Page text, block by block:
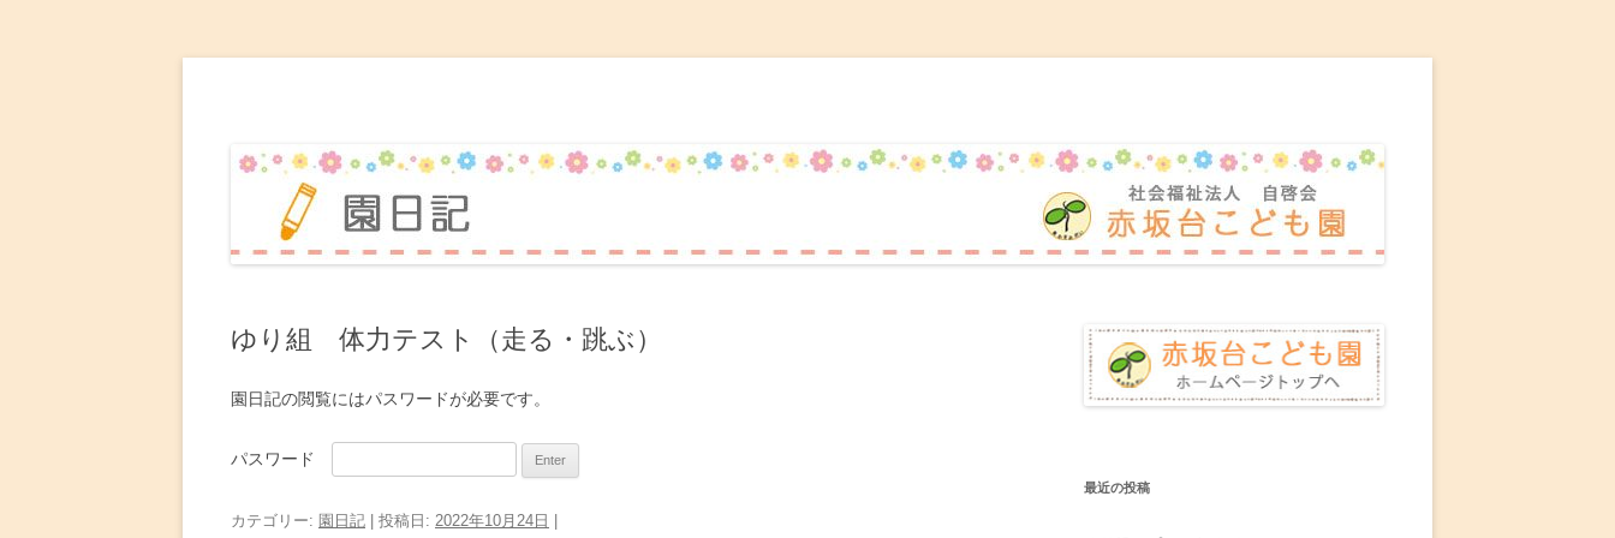
テ
ン
ッ
ゆり組 体力テスト（走る・跳ぶ）
園日記の閲覧にはパスワードが必要です。
パスワード
カテゴリー: 園日記 | 投稿日: 2022年10月24日
最近の投稿